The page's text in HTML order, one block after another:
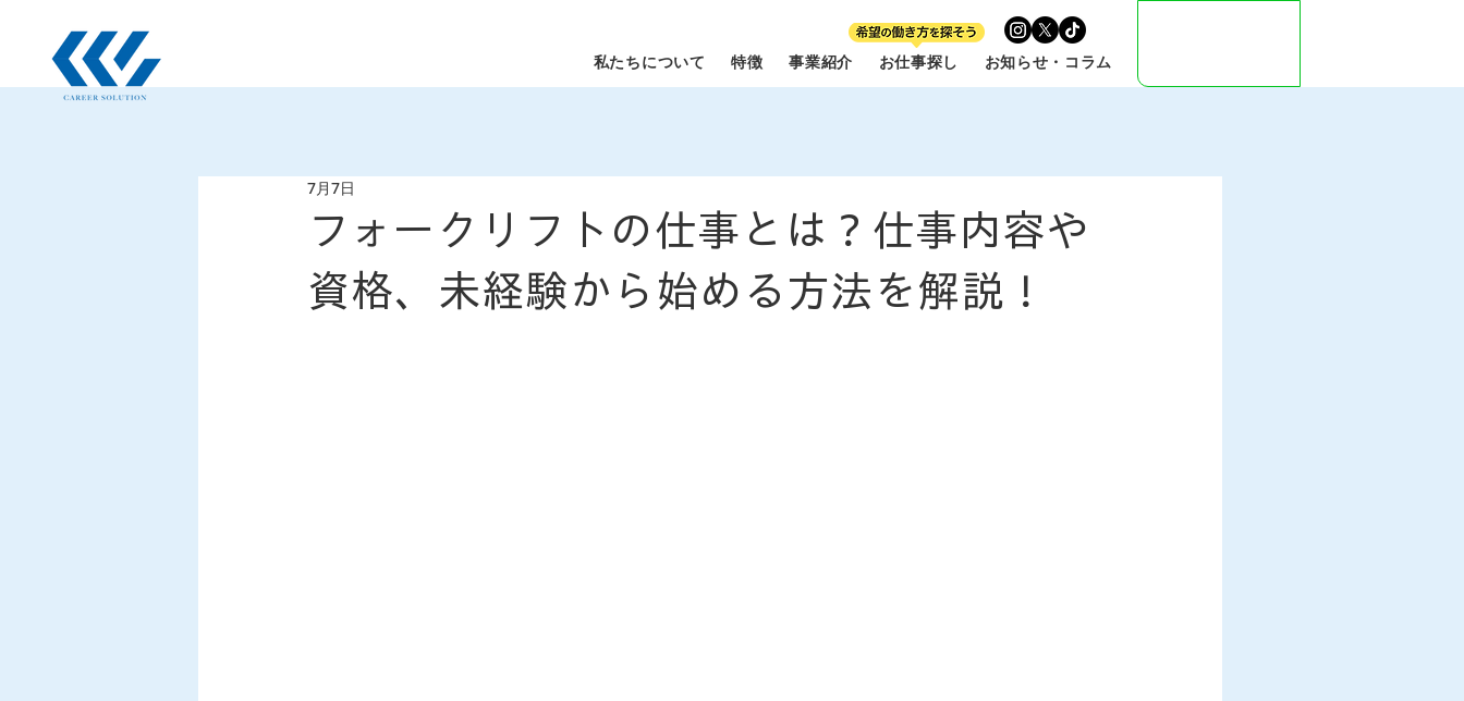
私たちについて 特徴 事業紹介 お仕事探し お知らせ・コラム
フォークリフトの仕事とは？仕事内容や
資格、未経験から始める方法を解説！
7月7日